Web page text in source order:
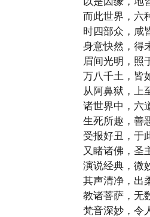
而此世界，六
时四部众，咸
身意快然，得
眉间光明，照
万八千土，皆
从阿鼻狱，上
诸世界中，六
生死所趣，善
受报好丑，于
又睹诸佛，圣
演说经典，微
其声清净，出
教诸菩萨，无
梵音深妙，令